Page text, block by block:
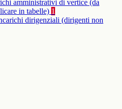
amministrativi di vertice (da
in tabelle) 1
dirigenziali (dirigenti non